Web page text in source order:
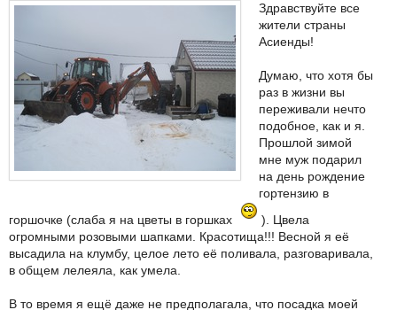
Здравствуйте все
жители страны
Асиенды!
Думаю, что хотя бы
раз в жизни вы
переживали нечто
подобное, как и я.
Прошлой зимой
мне муж подарил
на день рождение
гортензию в
горшочке (слаба я на цветы в горшках
). Цвела
огромными розовыми шапками. Красотища!!! Весной я её
высадила на клумбу, целое лето её поливала, разговаривала,
в общем лелеяла, как умела.
В то время я ещё даже не предполагала, что посадка моей